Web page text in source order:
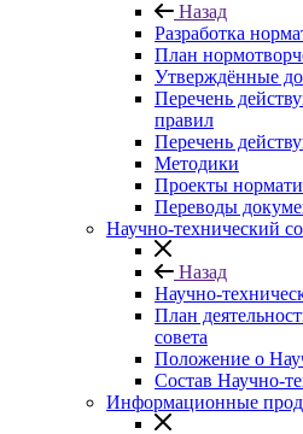
Назад
Разработка
План
Утверждённые
Перечень
правил
Перечень
Методики
Проекты
Переводы
Научно-технический
Назад
Научно-
План
совета
Положение о
Состав Научно-
Информационные